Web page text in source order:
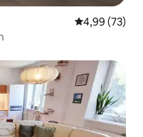
Évaluation
4,99 (73)
appréciés